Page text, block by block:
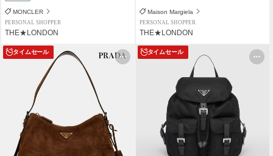
MONCLER
PERSONAL SHOPPER
THE★LONDON
Maison Margiela
PERSONAL SHOPPER
THE★LONDON
タイムセール タイムセール